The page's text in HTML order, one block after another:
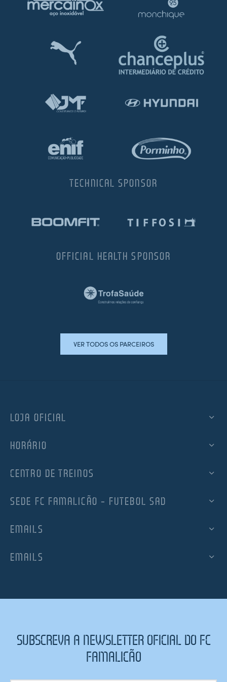
TECHNICAL SPONSOR
OFFICIAL HEALTH SPONSOR
VER TODOS OS PARCEIROS
LOJA OFICIAL
HORÁRIO
CENTRO DE TREINOS
SEDE FC FAMALICÃO – FUTEBOL SAD
EMAILS
EMAILS
SUBSCREVA A NEWSLETTER OFICIAL DO FC
FAMALICÃO